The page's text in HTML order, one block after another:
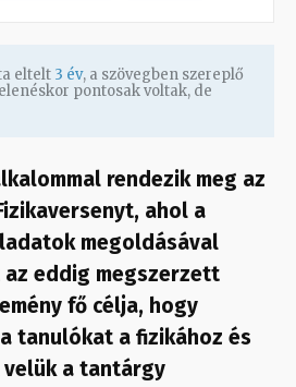
eltelt 3 év, a szövegben szereplő
pontosak voltak, de
rendezik meg az
ahol a
megoldásával
eddig megszerzett
fő célja, hogy
tanulókat a fizikához és
a tantárgy